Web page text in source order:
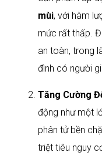
mùi, với hàm
mức rất thấp.
an toàn, trong
đình có người
Tăng Cường
động như một
phân tử bền
triệt tiêu nguy